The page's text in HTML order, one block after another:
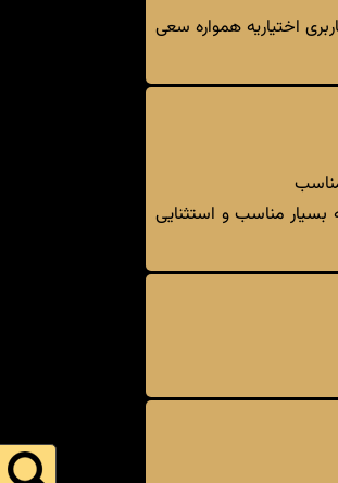
اختیاریه همواره سعی
بسیار مناسب و استثنایی